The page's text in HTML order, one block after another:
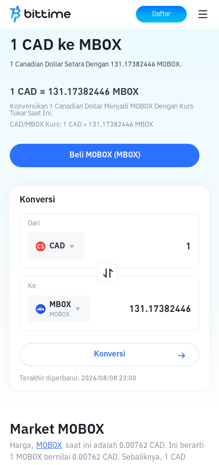
Daftar
Beranda Konverter Kripto ke MBOX
1 CAD ke MBOX
1 Canadian Dollar Setara Dengan 131.17382446 MOBOX.
1 CAD = 131.17382446 MBOX
Konversikan 1 Canadian Dollar Menjadi MOBOX Dengan Kurs
Tukar Saat Ini.
CAD/MBOX Kurs: 1 CAD = 131.17382446 MBOX
Beli MOBOX( MBOX)
Konversi
Ke
MBOX
MOBOX
Dari
CAD
Konversi
Terakhir diperbarui: 2026/08/08 23:00
Market MOBOX
Harga, MOBOX saat ini adalah 0.00762 CAD. Ini berarti
1 MOBOX bernilai 0.00762 CAD. Sebaliknya, 1 CAD